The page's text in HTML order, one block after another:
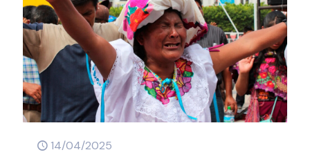
14/04/2025